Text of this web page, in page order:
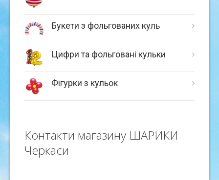
Букети з фольгованих куль
Цифри та фольговані кульки
Фігурки з кульок
Контакти магазину ШАРИКИ
Черкаси